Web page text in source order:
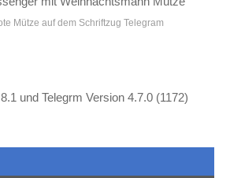
Mütze auf dem Schriftzug Telegram
und Telegrm Version 4.7.0 (1172)